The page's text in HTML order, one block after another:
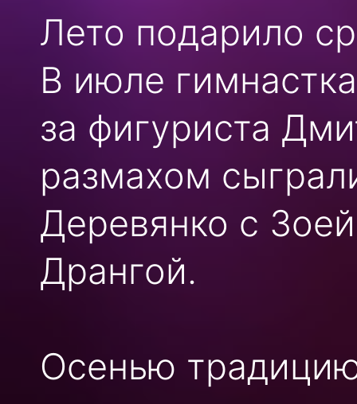
Лето подарило
В июле
за фигуриста
размахом
Деревянко с
Дрангой.
Осенью